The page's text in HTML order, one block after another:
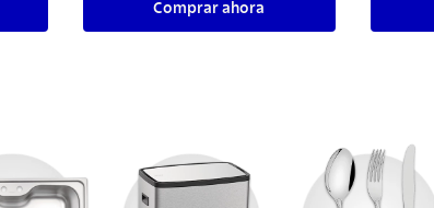
Comprar ahora